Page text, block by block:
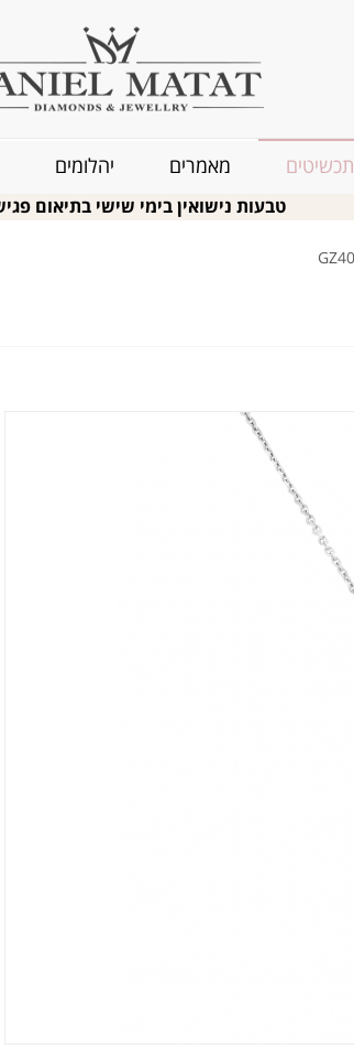
תכשיטים מאמרים יהלומים
טבעות נישואין בימי שישי בתיאום